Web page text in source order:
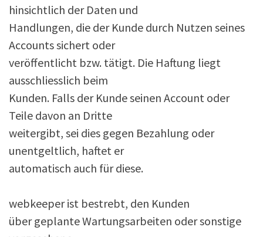
hinsichtlich der Daten und
Handlungen, die der Kunde durch Nutzen seines
Accounts sichert oder
veröffentlicht bzw. tätigt. Die Haftung liegt
ausschliesslich beim
Kunden. Falls der Kunde seinen Account oder
Teile davon an Dritte
weitergibt, sei dies gegen Bezahlung oder
unentgeltlich, haftet er
automatisch auch für diese.
webkeeper ist bestrebt, den Kunden
über geplante Wartungsarbeiten oder sonstige